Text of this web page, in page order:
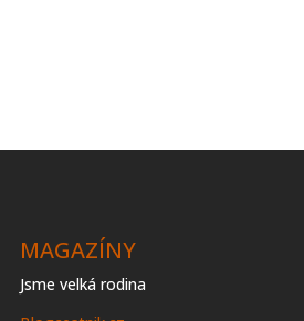
MAGAZÍNY
Jsme velká rodina